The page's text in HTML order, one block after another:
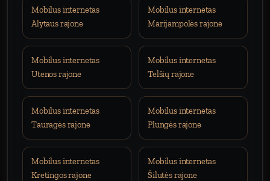
Mobilus internetas
Alytaus rajone
Mobilus internetas
Marijampolės rajone
Mobilus internetas
Utenos rajone
Mobilus internetas
Telšių rajone
Mobilus internetas
Tauragės rajone
Mobilus internetas
Plungės rajone
Mobilus internetas
Kretingos rajone
Mobilus internetas
Šilutės rajone